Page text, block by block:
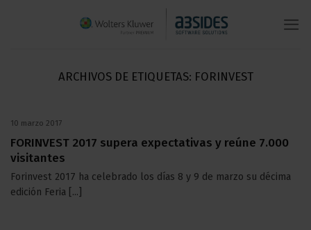
ARCHIVOS DE ETIQUETAS: FORINVEST
FORINVEST 2017 supera expectativas y reúne 7.000
visitantes
10 marzo 2017
Forinvest 2017 ha celebrado los días 8 y 9 de marzo su décima
edición Feria [...]